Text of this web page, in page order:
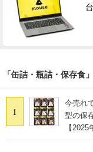
「缶詰・瓶詰・保存食
1
今売れ
型の保
【2025